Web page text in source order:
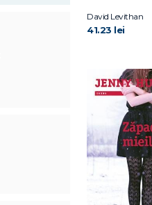
David Levithan
41.23 lei